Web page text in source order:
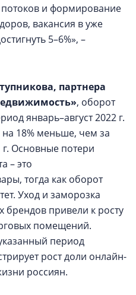
потоков и формирование
вакансия в уже
5–6%», –
партнера
, оборот
январь–август 2022 г.
на 18% меньше, чем за
Основные потери
– это
тогда как оборот
Уход и заморозка
брендов привели к росту
помещений.
период
рост доли онлайн-
россиян.